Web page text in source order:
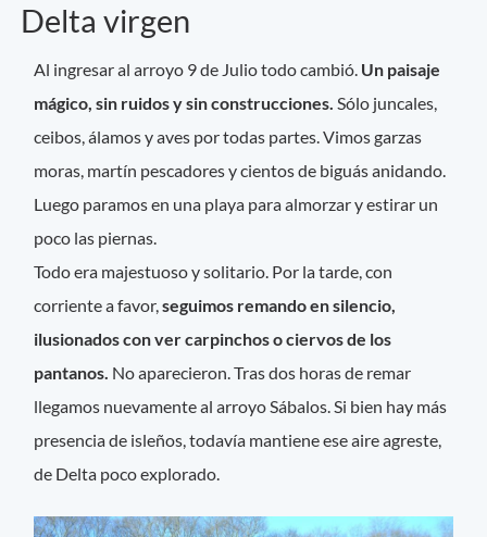
Delta virgen
Al ingresar al arroyo 9 de Julio todo cambió. Un paisaje
mágico, sin ruidos y sin construcciones. Sólo juncales,
ceibos, álamos y aves por todas partes. Vimos garzas
moras, martín pescadores y cientos de biguás anidando.
Luego paramos en una playa para almorzar y estirar un
poco las piernas.
Todo era majestuoso y solitario. Por la tarde, con
corriente a favor,seguimos remando en silencio,
ilusionados con ver carpinchos o ciervos de los
pantanos. No aparecieron. Tras dos horas de remar
llegamos nuevamente al arroyo Sábalos. Si bien hay más
presencia de isleños, todavía mantiene ese aire agreste,
de Delta poco explorado.